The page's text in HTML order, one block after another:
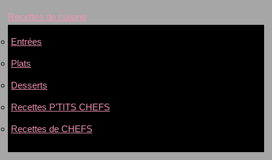
Recettes de cuisine
Entrées
Plats
Desserts
Recettes P’TITS CHEFS
Recettes de CHEFS